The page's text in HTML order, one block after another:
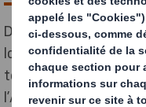
DS Smith a de
lors de la cérémonie de
tenue jeudi 16/12 à
l’ATF Flexo